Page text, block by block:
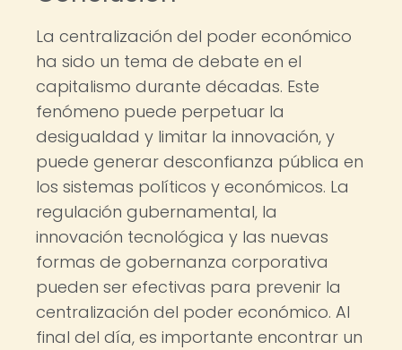
La centralización del poder económico
ha sido un tema de debate en el
capitalismo durante décadas. Este
fenómeno puede perpetuar la
desigualdad y limitar la innovación, y
puede generar desconfianza pública en
los sistemas políticos y económicos. La
regulación gubernamental, la
innovación tecnológica y las nuevas
formas de gobernanza corporativa
pueden ser efectivas para prevenir la
centralización del poder económico. Al
final del día, es importante encontrar un